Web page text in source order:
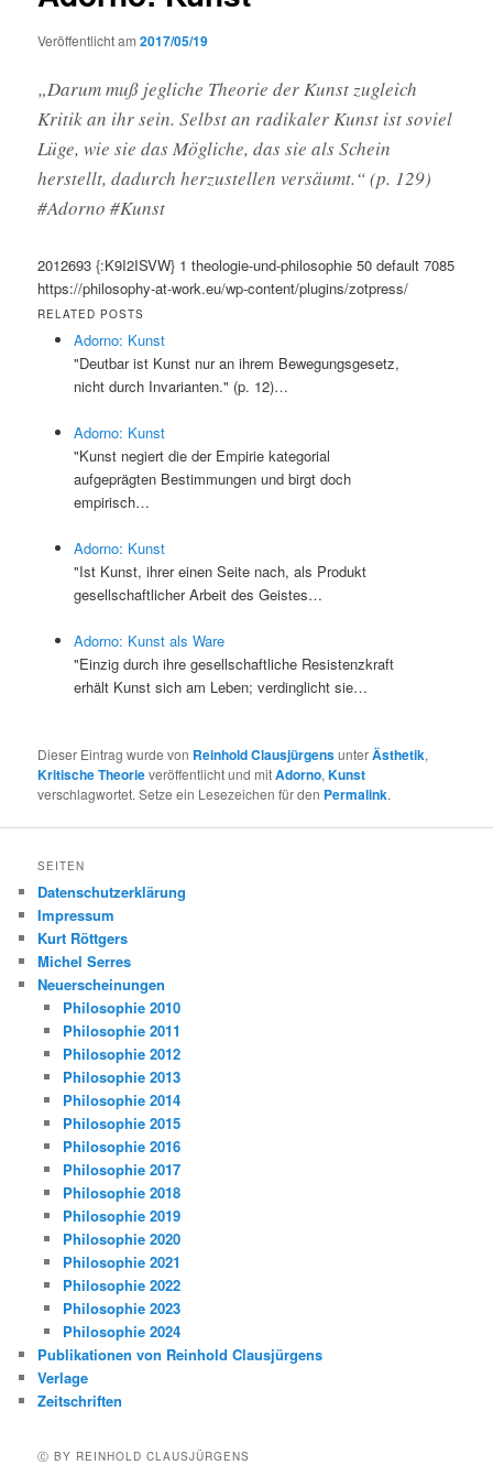
Veröffentlicht am2017/05/19
„Darum muß jegliche Theorie der Kunst zugleich
Kritik an ihr sein. Selbst an radikaler Kunst ist soviel
Lüge, wie sie das Mögliche, das sie als Schein
herstellt, dadurch herzustellen versäumt.“ (p. 129)
#Adorno #Kunst
2012693 {:K9I2ISVW} 1 theologie-und-philosophie 50 default 7085
https://philosophy-at-work.eu/wp-content/plugins/zotpress/
RELATED POSTS
Adorno: Kunst
"Deutbar ist Kunst nur an ihrem Bewegungsgesetz,
nicht durch Invarianten." (p. 12)…
Adorno: Kunst
"Kunst negiert die der Empirie kategorial
aufgeprägten Bestimmungen und birgt doch
empirisch…
Adorno: Kunst
"Ist Kunst, ihrer einen Seite nach, als Produkt
gesellschaftlicher Arbeit des Geistes…
Adorno: Kunst als Ware
"Einzig durch ihre gesellschaftliche Resistenzkraft
erhält Kunst sich am Leben; verdinglicht sie…
Dieser Eintrag wurde von Reinhold ClausjürgensunterÄsthetik,
Kritische Theorieveröffentlicht und mitAdorno,Kunst
verschlagwortet. Setze ein Lesezeichen für den Permalink.
SEITEN
Datenschutzerklärung
Impressum
Kurt Röttgers
Michel Serres
Neuerscheinungen
Philosophie 2010
Philosophie 2011
Philosophie 2012
Philosophie 2013
Philosophie 2014
Philosophie 2015
Philosophie 2016
Philosophie 2017
Philosophie 2018
Philosophie 2019
Philosophie 2020
Philosophie 2021
Philosophie 2022
Philosophie 2023
Philosophie 2024
Publikationen von Reinhold Clausjürgens
Verlage
Zeitschriften
Ⓒ BY REINHOLD CLAUSJÜRGENS